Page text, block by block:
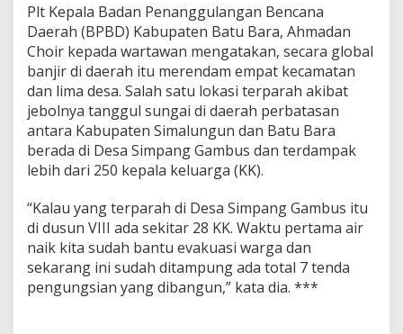
Plt Kepala Badan Penanggulangan Bencana
Daerah (BPBD) Kabupaten Batu Bara, Ahmadan
Choir kepada wartawan mengatakan, secara global
banjir di daerah itu merendam empat kecamatan
dan lima desa. Salah satu lokasi terparah akibat
jebolnya tanggul sungai di daerah perbatasan
antara Kabupaten Simalungun dan Batu Bara
berada di Desa Simpang Gambus dan terdampak
lebih dari 250 kepala keluarga (KK).
“Kalau yang terparah di Desa Simpang Gambus itu
di dusun VIII ada sekitar 28 KK. Waktu pertama air
naik kita sudah bantu evakuasi warga dan
sekarang ini sudah ditampung ada total 7 tenda
pengungsian yang dibangun,” kata dia. ***